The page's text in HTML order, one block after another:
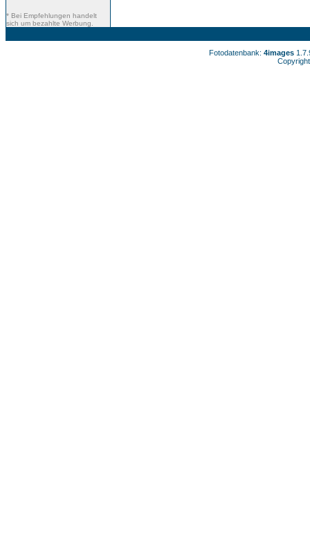
* Bei Empfehlungen handelt
sich um bezahlte Werbung.
Fotodatenbank: 4images